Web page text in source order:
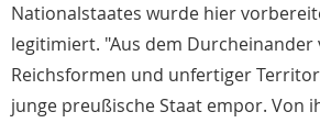
Nationalstaates wurde hier
legitimiert. "Aus dem
Reichsformen und unfertiger
junge preußische Staat empor. Von